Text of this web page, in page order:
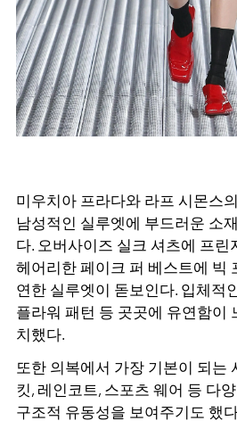
미우치아 프라다와 라프 시몬스
남성적인 실루엣에 부드러운 소
다. 오버사이즈 실크 셔츠에 프린
헤어리한 페이크 퍼 베스트에 빅
연한 실루엣이 돋보인다. 입체적
플라워 패턴 등 곳곳에 유연함이
치했다.
또한 의복에서 가장 기본이 되는
킷, 레인코트, 스포츠 웨어 등 다
구조적 유동성을 보여주기도 했